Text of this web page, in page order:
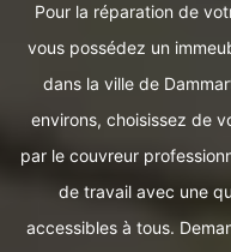
Pour la réparation de
vous possédez un
dans la ville de
environs, choisissez de
par le couvreur
de travail avec une
accessibles à tous.